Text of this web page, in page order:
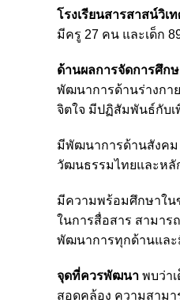
โรงเรียนสารสาสน์วิเ
มีครู 27 คน และเด็ก
ด้านผลการจัดการศึก
พัฒนาการด้านร่างกา
จิตใจ มีปฏิสัมพันธ์กับ
มีพัฒนาการด้านสังคม
วัฒนธรรมไทยและห
มีความพร้อมศึกษาใ
ในการสื่อสาร สามาร
พัฒนาการทุกด้านแล
จุดที่ควรพัฒนา พบว่า
สอดคล้อง ความสามา